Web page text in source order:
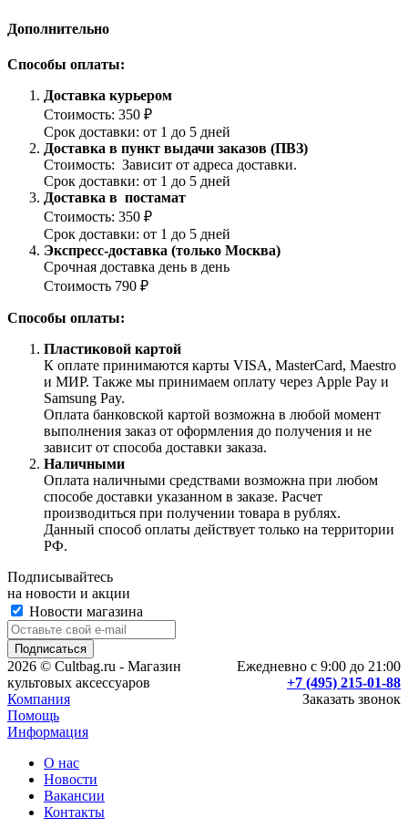
Дополнительно
Способы оплаты:
Доставка курьером
Стоимость: 350 ₽
Срок доставки: от 1 до 5 дней
Доставка в пункт выдачи заказов (ПВЗ)
Стоимость: Зависит от адреса доставки.
Срок доставки: от 1 до 5 дней
Доставка в постамат
Стоимость: 350 ₽
Срок доставки: от 1 до 5 дней
Экспресс-доставка (только Москва)
Срочная доставка день в день
Стоимость 790 ₽
Способы оплаты:
Пластиковой картой
К оплате принимаются карты VISA, MasterCard, Maestro
и МИР. Также мы принимаем оплату через Apple Pay и
Samsung Pay.
Оплата банковской картой возможна в любой момент
выполнения заказ от оформления до получения и не
зависит от способа доставки заказа.
Наличными
Оплата наличными средствами возможна при любом
способе доставки указанном в заказе. Расчет
производиться при получении товара в рублях.
Данный способ оплаты действует только на территории
РФ.
Подписывайтесь
на новости и акции
Новости магазина
Ежедневно с 9:00 до 21:00
+7 (495) 215-01-88
Заказать звонок
2026 © Cultbag.ru - Магазин
культовых аксессуаров
Компания
Помощь
Информация
О нас
Новости
Вакансии
Контакты